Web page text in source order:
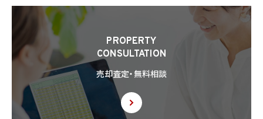
PROPERTY
CONSULTATION
売却査定・無料相談